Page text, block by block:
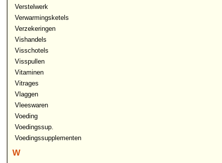
Verstelwerk
Verwarmingsketels
Verzekeringen
Vishandels
Visschotels
Visspullen
Vitaminen
Vitrages
Vlaggen
Vleeswaren
Voeding
Voedingssup.
Voedingssupplementen
W